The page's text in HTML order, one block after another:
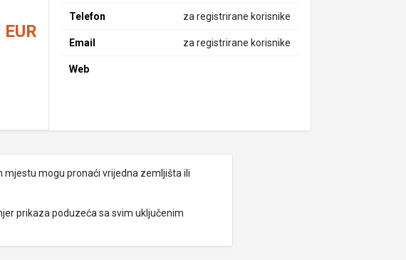
EUR
Telefon za registrirane korisnike
Email za registrirane korisnike
Web
mjestu mogu pronaći vrijedna zemljišta ili
prikaza poduzeća sa svim uključenim